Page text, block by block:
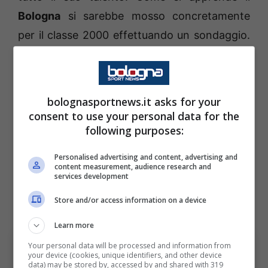
Bologna si sarebbe mosso concretamente
per il classe 2000 effettuando un sondaggio.
trasformerà in una vera e propria trattativa.
La Serie A per il classe 2000 potrebbe essere
il trampolino di lancio giusto e un allenatore
esprimere al massimo il suo potenziale.
sembra voler fare sul serio.
bolognasportnews.it asks for your
consent to use your personal data for the
following purposes:
Personalised advertising and content, advertising and
content measurement, audience research and
services development
Store and/or access information on a device
Learn more
Your personal data will be processed and information from
your device (cookies, unique identifiers, and other device
data) may be stored by, accessed by and shared with 319